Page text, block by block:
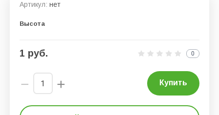
Артикул: нет
Высота
1 руб. 0
− + Купить